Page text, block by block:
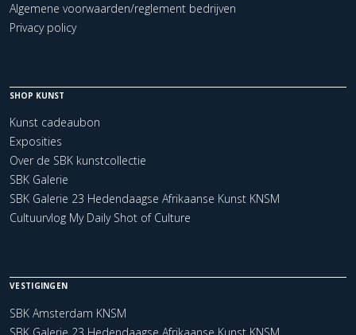
Algemene voorwaarden/reglement bedrijven
Privacy policy
SHOP KUNST
Kunst cadeaubon
Exposities
Over de SBK kunstcollectie
SBK Galerie
SBK Galerie 23 Hedendaagse Afrikaanse Kunst KNSM
Cultuurvlog My Daily Shot of Culture
VESTIGINGEN
SBK Amsterdam KNSM